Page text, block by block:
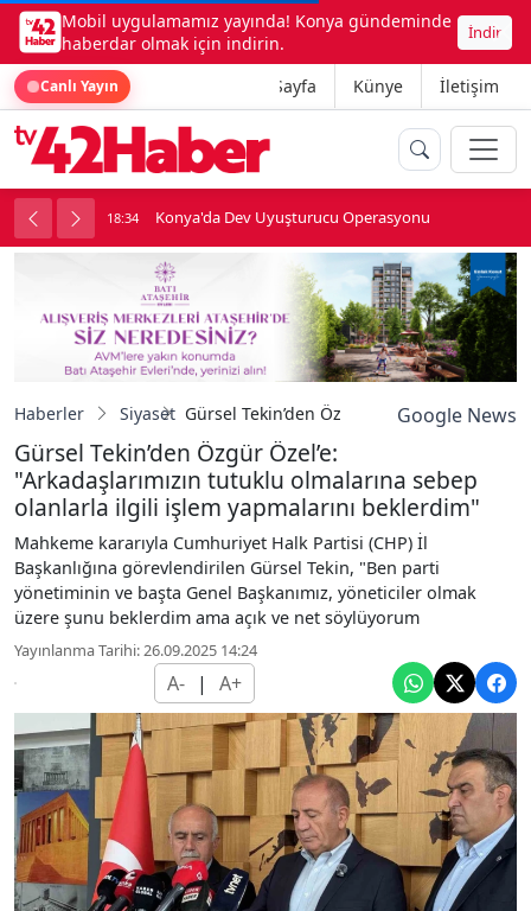
Mobil uygulamamız yayında! Konya gündeminde
haberdar olmak için indirin.
İndir
Canlı Yayın Ana Sayfa Künye İletişim
18:34 Konya'da Dev Uyuşturucu Operasyonu
Haberler Siyaset Gürsel Tekin’den Özgür Özel’e:Google News
Gürsel Tekin’den Özgür Özel’e:
"Arkadaşlarımızın tutuklu olmalarına sebep
olanlarla ilgili işlem yapmalarını beklerdim"
Mahkeme kararıyla Cumhuriyet Halk Partisi (CHP) İl
Başkanlığına görevlendirilen Gürsel Tekin, "Ben parti
yönetiminin ve başta Genel Başkanımız, yöneticiler olmak
üzere şunu beklerdim ama açık ve net söylüyorum
Yayınlanma Tarihi: 26.09.2025 14:24
A- | A+